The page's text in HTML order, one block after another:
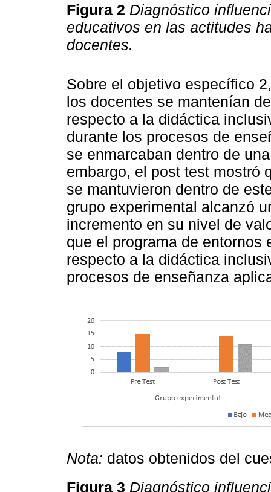
Figura 2 Diagnóstico
educativos en las actitudes
docentes.
Sobre el objetivo específico
los docentes se mantenían
respecto a la didáctica
durante los procesos de
se enmarcaban dentro de
embargo, el post test mostró
se mantuvieron dentro de
grupo experimental alcanzó
incremento en su nivel de
que el programa de
respecto a la didáctica
procesos de enseñanza
Nota: datos obtenidos del
Figura 3 Diagnóstico